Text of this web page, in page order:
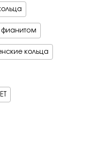
фианитом
кольца